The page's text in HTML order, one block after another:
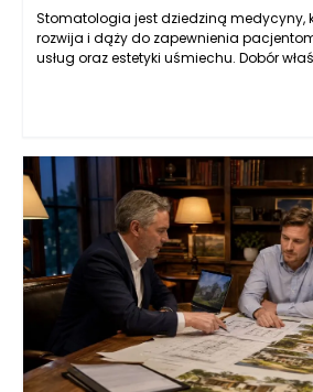
Stomatologia jest dziedziną medycyny,
rozwija i dąży do zapewnienia
usług oraz estetyki uśmiechu. Dobór
korzeni zęba, może wymagać
dysponuje narzędziami oraz wiedzą,
czy korzeń zęba nadaje się do dalszej
nowoczesnym technologiom, takim jak
czy tomografia komputerowa, można
podejmowane decyzje są zawsze oparte
danych.